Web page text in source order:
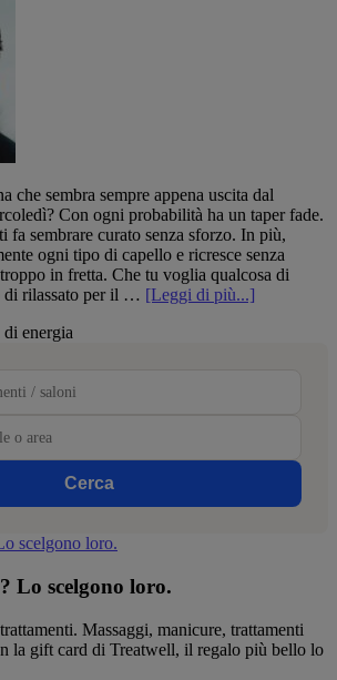
che sembra sempre appena uscita dal
Con ogni probabilità ha un taper fade.
sembrare curato senza sforzo. In più,
ogni tipo di capello e ricresce senza
in fretta. Che tu voglia qualcosa di
rilassato per il … [Leggi di più...]
energia
Cerca
Lo scelgono loro.
Massaggi, manicure, trattamenti
la gift card di Treatwell, il regalo più bello lo